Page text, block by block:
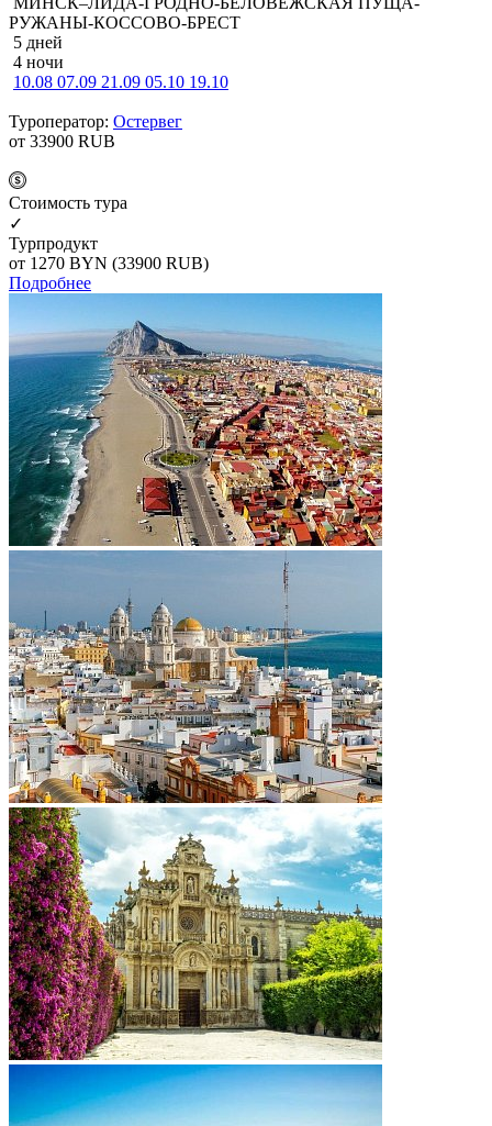
РУЖАНЫ-КОССОВО-БРЕСТ
5 дней
4 ночи
10.08 07.09 21.09 05.10 19.10
Туроператор: Остервег
от 33900 RUB
Cтоимость тура
✓
Турпродукт
от 1270 BYN (33900 RUB)
Подробнее